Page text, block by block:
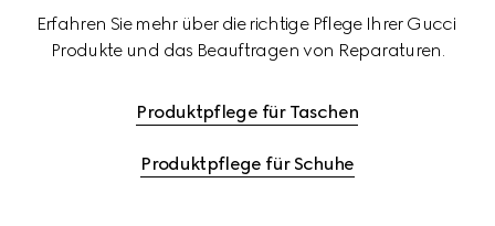
Erfahren Sie mehr über die richtige Pflege Ihrer Gucci
Produkte und das Beauftragen von Reparaturen.
Produktpflege für Taschen
Produktpflege für Schuhe